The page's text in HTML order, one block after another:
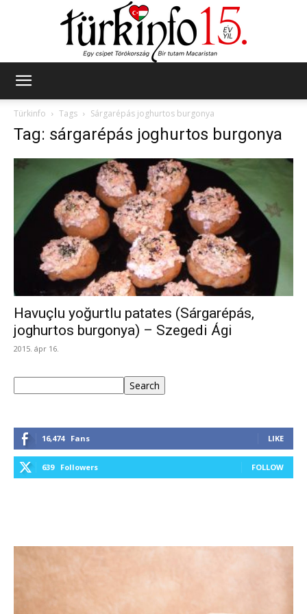
Türkinfo
Tags Sárgarépás joghurtos burgonya
Tag: sárgarépás joghurtos burgonya
Havuçlu yoğurtlu patates (Sárgarépás,
joghurtos burgonya) – Szegedi Ági
2015. ápr 16.
Search
16,474 Fans LIKE
639 Followers FOLLOW